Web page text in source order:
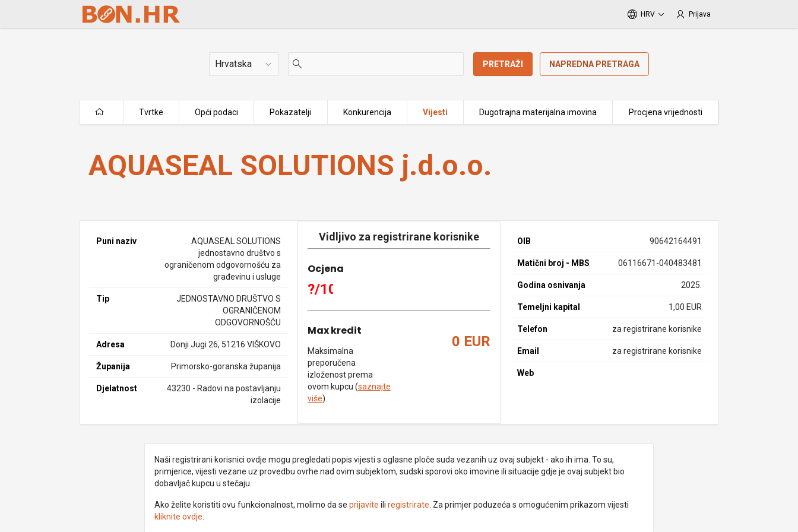
Skip to Main Content
HRV Prijava
Država PRETRAŽI NAPREDNA PRETRAGA
Tvrtke Opći podaci Pokazatelji Konkurencija Vijesti Dugotrajna materijalna imovina Procjena vrijednosti
AQUASEAL SOLUTIONS j.d.o.o.
AQUASEAL SOLUTIONS j.d.o.o.
Puni naziv
AQUASEAL SOLUTIONS
jednostavno društvo s
ograničenom odgovornošću za
građevinu i usluge
Tip
JEDNOSTAVNO DRUŠTVO S
OGRANIČENOM
ODGOVORNOŠĆU
Adresa Donji Jugi 26, 51216 VIŠKOVO
Županija Primorsko-goranska županija
Djelatnost
43230 - Radovi na postavljanju
izolacije
Vidljivo za registrirane korisnike
Ocjena
?/10
Max kredit
Maksimalna
preporučena
izloženost prema
ovom kupcu (saznajte
više).
0 EUR
OIB 90642164491
Matični broj - MBS 06116671-040483481
Godina osnivanja 2025.
Temeljni kapital 1,00 EUR
Telefon za registrirane korisnike
Email za registrirane korisnike
Web
Naši registrirani korisnici ovdje mogu pregledati popis vijesti s oglasne ploče suda vezanih uz ovaj subjekt - ako ih ima. To su,
primjerice, vijesti vezane uz provedbu ovrhe nad ovim subjektom, sudski sporovi oko imovine ili situacije gdje je ovaj subjekt bio
dobavljač kupcu u stečaju.
Ako želite koristiti ovu funkcionalnost, molimo da se prijavite ili registrirate . Za primjer poduzeća s omogućenim prikazom vijesti
kliknite ovdje